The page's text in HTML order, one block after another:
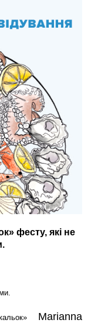
фесту, які не
Marianna